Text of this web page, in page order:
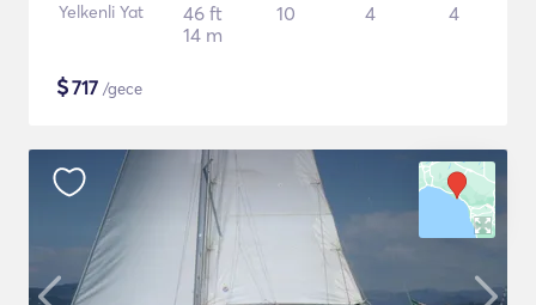
Yelkenli Yat
46 ft
14 m
10 4 4
$717 /gece